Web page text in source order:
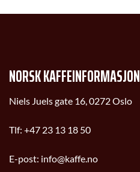
NORSK KAFFEINFORMASJON
Niels Juels gate 16, 0272 Oslo
Tlf: +47 23 13 18 50
E-post: info@kaffe.no